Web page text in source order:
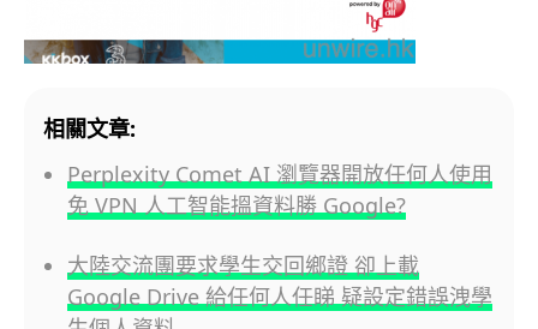
相關文章:
Perplexity Comet AI 瀏覽器開放任何人使用
免 VPN 人工智能搵資料勝 Google?
大陸交流團要求學生交回鄉證 卻上載
Google Drive 給任何人任睇 疑設定錯誤洩學